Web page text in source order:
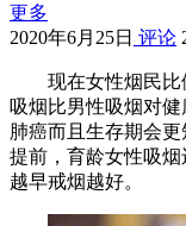
更多
2020年6月25日 评论
现在女性烟民
吸烟比男性吸烟对
肺癌而且生存期会
提前，育龄女性吸
越早戒烟越好。